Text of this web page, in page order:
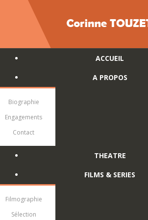
ACCUEIL
A PROPOS
Biographie
Engagements
Contact
THEATRE
FILMS & SERIES
Filmographie
Sélection